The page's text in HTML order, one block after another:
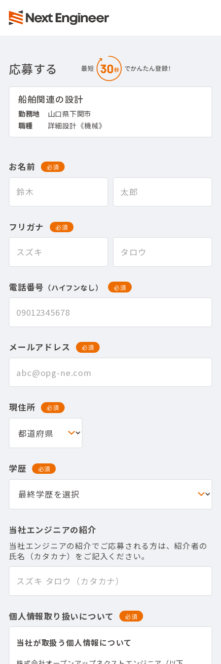
応募する
船舶関連の設計
勤務地
山口県下関市
職種
詳細設計《機械》
お名前 必須
フリガナ 必須
電話番号 （ハイフンなし） 必須
メールアドレス 必須
現住所 必須
学歴 必須
当社エンジニアの紹介
当社エンジニアの紹介でご応募される方は、紹介者の
氏名（カタカナ）をご記入ください。
個人情報取り扱いについて 必須
当社が取扱う個人情報について